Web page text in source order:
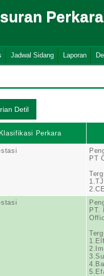
Perkara
Jadwal Sidang Laporan
Klasifikasi Perkara
PT
PT.